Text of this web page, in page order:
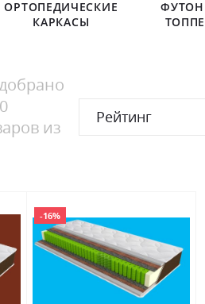
ОРТОПЕДИЧЕСКИЕ
КАРКАСЫ
из
Рейтинг
-16%